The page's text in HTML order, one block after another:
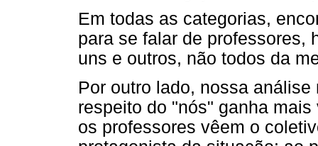
Em todas as categorias,
para se falar de professores,
uns e outros, não todos da
Por outro lado, nossa
respeito do "nós" ganha
os professores vêem o